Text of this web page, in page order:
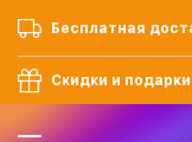
Бесплатная
Скидки и подарки